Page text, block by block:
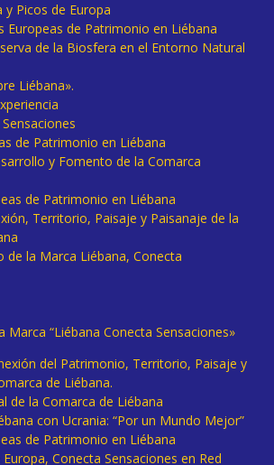
y Picos de Europa
Europeas de Patrimonio en Liébana
de la Biosfera en el Entorno Natural
Liébana».
de Patrimonio en Liébana
y Fomento de la Comarca
de Patrimonio en Liébana
Territorio, Paisaje y Paisanaje de la
de la Marca Liébana, Conecta
Marca “Liébana Conecta Sensaciones»
del Patrimonio, Territorio, Paisaje y
de Liébana.
de la Comarca de Liébana
con Ucrania: “Por un Mundo Mejor”
de Patrimonio en Liébana
Conecta Sensaciones en Red